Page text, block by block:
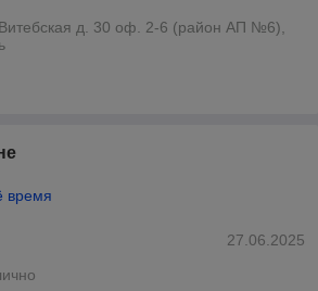
Витебская д. 30 оф. 2-6 (район АП №6),
время
27.06.2025